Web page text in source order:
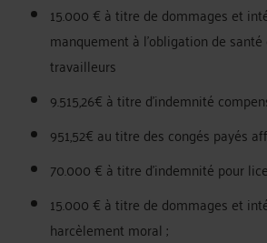
15.000 € à titre de dommages et
manquement à l'obligation de
travailleurs
9.515,26€ à titre d'indemnité
951,52€ au titre des congés payés
70.000 € à titre d'indemnité pour
15.000 € à titre de dommages et
harcèlement moral ;